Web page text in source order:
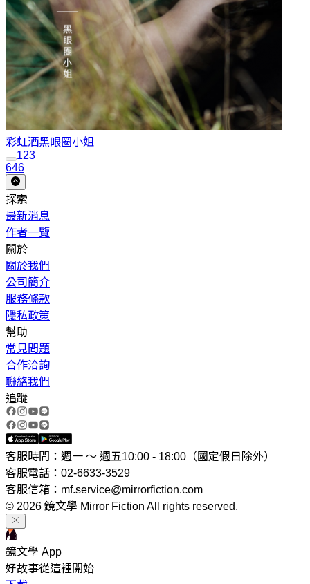
彩虹酒黑眼圈小姐
123
646
探索
最新消息
作者一覽
關於
關於我們
公司簡介
服務條款
隱私政策
幫助
常見問題
合作洽詢
聯絡我們
追蹤
客服時間：週一 ～ 週五10:00 - 18:00（國定假日除外）
客服電話：02-6633-3529
客服信箱：mf.service@mirrorfiction.com
© 2026 鏡文學 Mirror Fiction All rights reserved.
鏡文學 App
好故事從這裡開始